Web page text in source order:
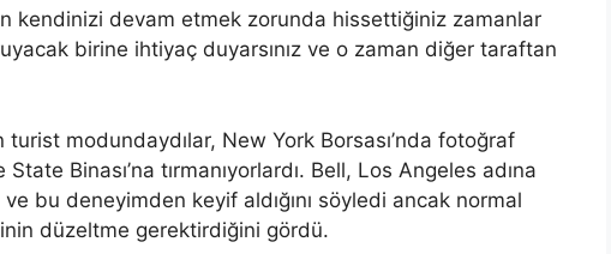
kendinizi devam etmek zorunda hissettiğiniz zamanlar
birine ihtiyaç duyarsınız ve o zaman diğer taraftan
modundaydılar, New York Borsası’nda fotoğraf
Binası’na tırmanıyorlardı. Bell, Los Angeles adına
ve bu deneyimden keyif aldığını söyledi ancak normal
düzeltme gerektirdiğini gördü.